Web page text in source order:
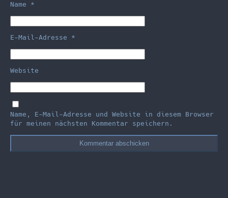
Name *
E-Mail-Adresse *
Website
Name, E-Mail-Adresse und Website in diesem Browser
für meinen nächsten Kommentar speichern.